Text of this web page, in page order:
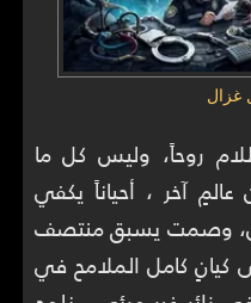
غزال
روحاً، وليس كل ما
آخر ، أحياناً يكفي
وصمت يسبق منتصف
كيانٍ كامل الملامح في